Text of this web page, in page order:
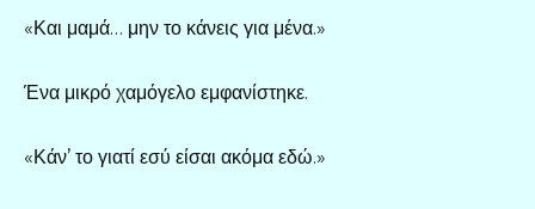
«Και μαμά… μην το κάνεις για μένα.»
Ένα μικρό χαμόγελο εμφανίστηκε.
«Κάν’ το γιατί εσύ είσαι ακόμα εδώ.»